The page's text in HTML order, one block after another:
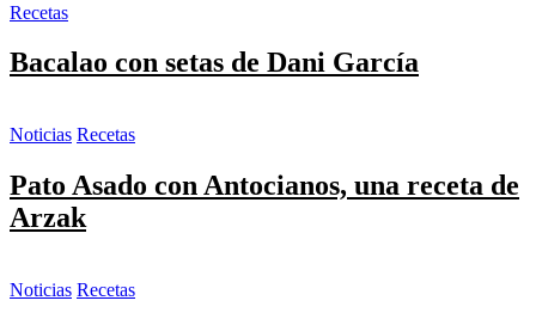
Recetas
Bacalao con setas de Dani García
Noticias Recetas
Pato Asado con Antocianos, una receta de
Arzak
Noticias Recetas